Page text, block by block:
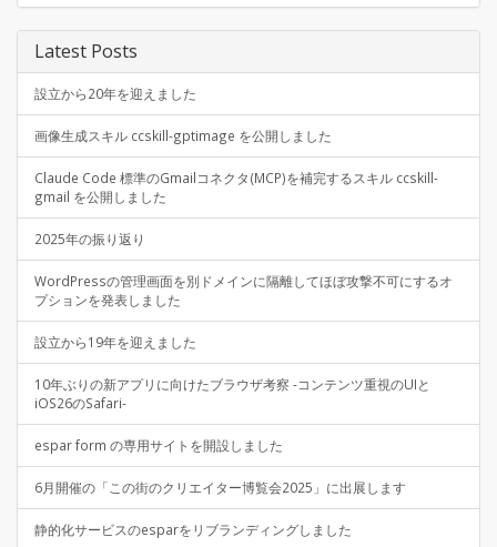
Latest Posts
設立から20年を迎えました
画像生成スキル ccskill-gptimage を公開しました
Claude Code 標準のGmailコネクタ(MCP)を補完するスキル ccskill-
gmail を公開しました
2025年の振り返り
WordPressの管理画面を別ドメインに隔離してほぼ攻撃不可にするオ
プションを発表しました
設立から19年を迎えました
10年ぶりの新アプリに向けたブラウザ考察 -コンテンツ重視のUIと
iOS26のSafari-
espar form の専用サイトを開設しました
6月開催の「この街のクリエイター博覧会2025」に出展します
静的化サービスのesparをリブランディングしました